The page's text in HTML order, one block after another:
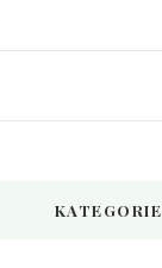
KATEGORIE